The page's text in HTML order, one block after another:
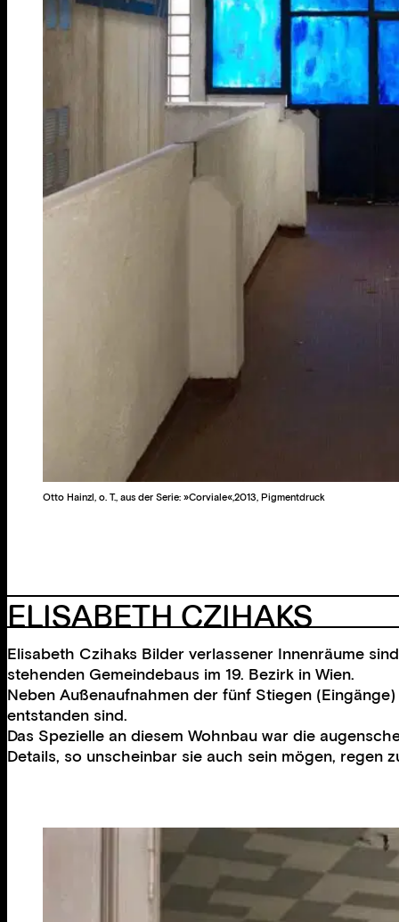
Otto Hainzl, o. T., aus der Serie: »Corviale«,2013, Pigmentdruck
ELISABETH CZIHAKS
Elisabeth Czihaks Bilder verlassener Innenräume
stehenden Gemeindebaus im 19. Bezirk in Wien.
Neben Außenaufnahmen der fünf Stiegen
entstanden sind.
Das Spezielle an diesem Wohnbau war die
Details, so unscheinbar sie auch sein mögen, regen